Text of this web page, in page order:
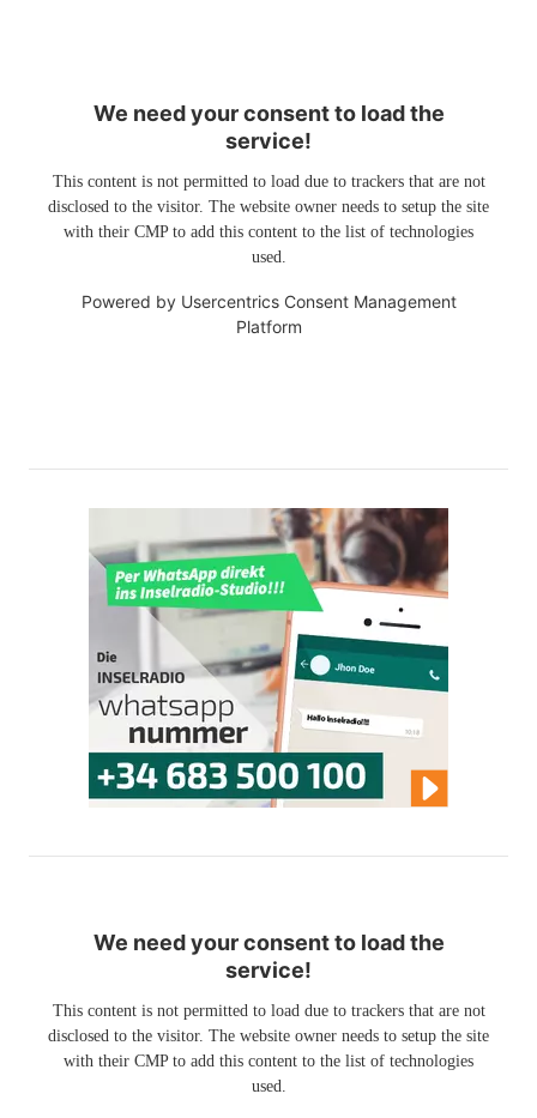
We need your consent to load the
service!
This content is not permitted to load due to trackers that are not
disclosed to the visitor. The website owner needs to setup the site
with their CMP to add this content to the list of technologies
used.
Powered by Usercentrics Consent Management
Platform
We need your consent to load the
service!
This content is not permitted to load due to trackers that are not
disclosed to the visitor. The website owner needs to setup the site
with their CMP to add this content to the list of technologies
used.